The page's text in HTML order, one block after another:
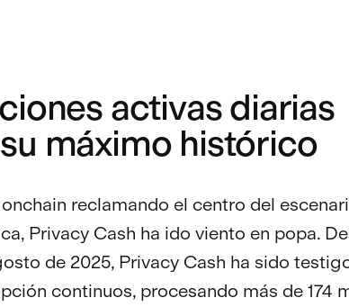
activas diarias
máximo histórico
reclamando el centro del
Privacy Cash ha ido viento en popa.
de 2025, Privacy Cash ha sido
continuos, procesando más de 174